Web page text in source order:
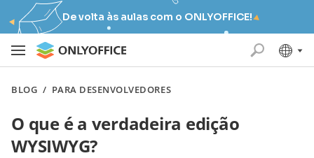
De volta às aulas com o ONLYOFFICE!
BLOG / PARA DESENVOLVEDORES
O que é a verdadeira edição
WYSIWYG?